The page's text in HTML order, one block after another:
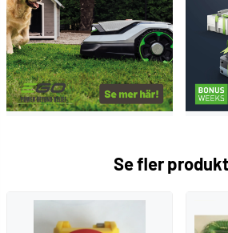
Se fler